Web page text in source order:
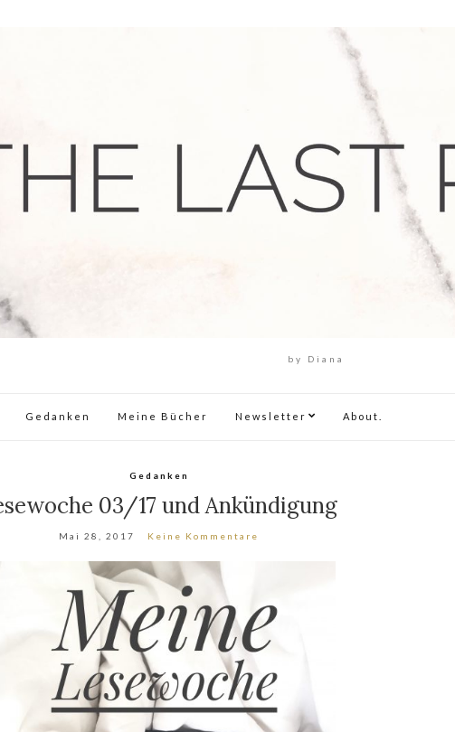
by Diana
Gedanken Meine Bücher Newsletter About.
Gedanken
03/17 und Ankündigung
Mai 28, 2017 Keine Kommentare